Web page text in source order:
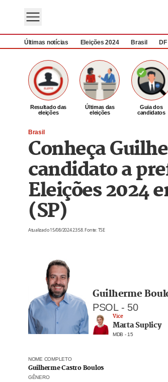
Últimas notícias Eleições 2024 Brasil DF
Resultado das
eleições
Últimas das
eleições
Guia dos
candidatos
Brasil
Conheça
candidato a
Eleições 2024
(SP)
Atualizado 15/08/2024 23:58. Fonte: TSE
Guilherme
PSOL- 50
Vice
Marta Suplicy
MDB - 15
NOME COMPLETO
Guilherme Castro Boulos
GÊNERO